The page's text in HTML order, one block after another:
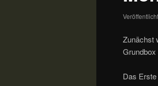
Zunächst
Das